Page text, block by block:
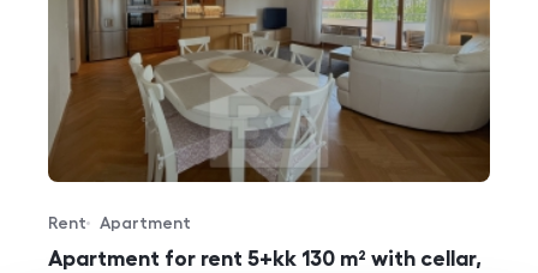
Apartment for rent 5+kk 130 m² with cellar,
Offer type
Rent
Property type
Apartment